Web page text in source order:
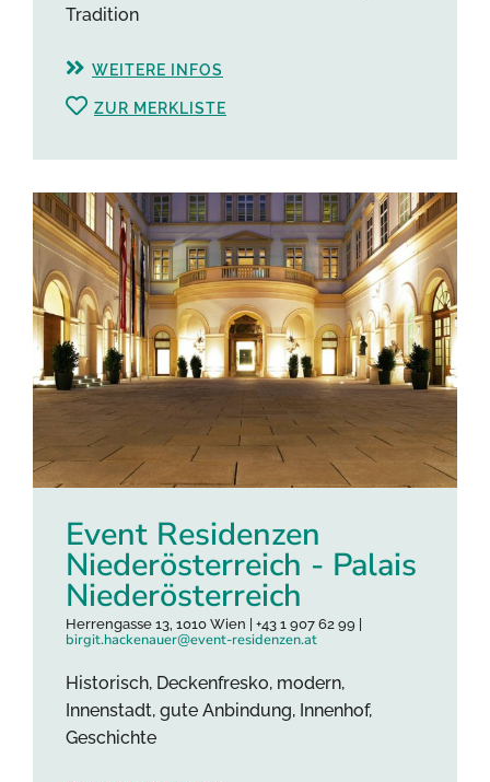
Tradition
WEITERE INFOS
ZUR MERKLISTE
Event Residenzen
Niederösterreich - Palais
Niederösterreich
Herrengasse 13, 1010 Wien | +43 1 907 62 99 |
birgit.hackenauer@event-residenzen.at
Historisch, Deckenfresko, modern,
Innenstadt, gute Anbindung, Innenhof,
Geschichte